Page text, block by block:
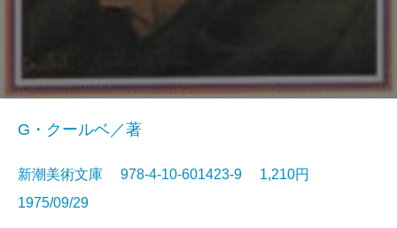
G・クールベ／著
新潮美術文庫 978-4-10-601423-9 1,210円
1975/09/29